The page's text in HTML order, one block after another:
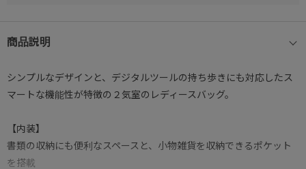
商品説明
シンプルなデザインと、デジタルツールの持ち歩きにも対応したス
マートな機能性が特徴の２気室のレディースバッグ。
【内装】
書類の収納にも便利なスペースと、小物雑貨を収納できるポケット
を搭載